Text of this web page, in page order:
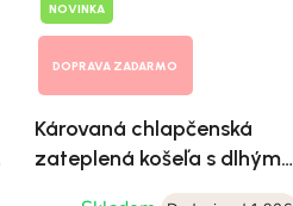
NOVINKA
DOPRAVA ZADARMO
Károvaná chlapčenská
zateplená košeľa s dlhým
rukávom Mayoral 2108-059